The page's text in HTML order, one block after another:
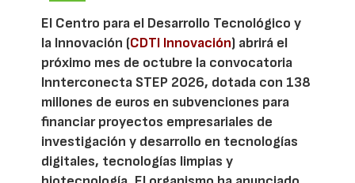
El Centro para el Desarrollo Tecnológico y
la Innovación (CDTI Innovación) abrirá el
próximo mes de octubre la convocatoria
Innterconecta STEP 2026, dotada con 138
millones de euros en subvenciones para
financiar proyectos empresariales de
investigación y desarrollo en tecnologías
digitales, tecnologías limpias y